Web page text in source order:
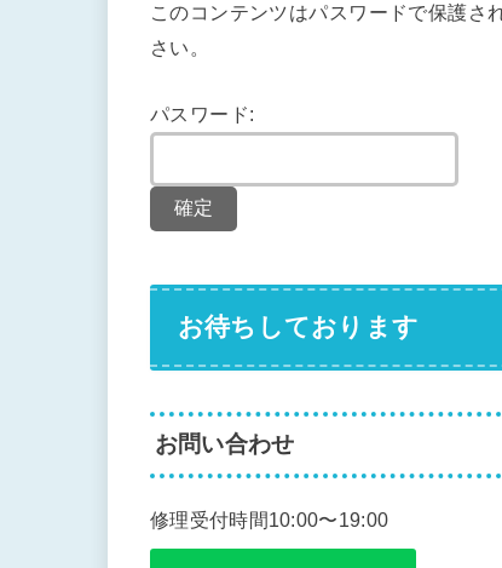
このコンテンツはパスワードで保護さ
さい。
パスワード:
お待ちしております
お問い合わせ
修理受付時間10:00〜19:00